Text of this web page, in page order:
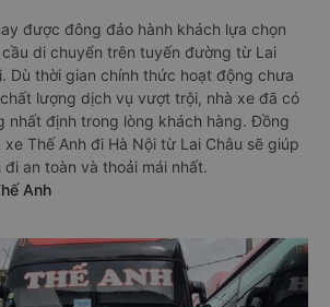
được đông đảo hành khách lựa chọn
cầu di chuyển trên tuyến đường từ Lai
Dù thời gian chính thức hoạt động chưa
lượng dịch vụ vượt trội, nhà xe đã có
nhất định trong lòng khách hàng. Đồng
xe Thế Anh đi Hà Nội từ Lai Châu sẽ giúp
an toàn và thoải mái nhất.
Anh